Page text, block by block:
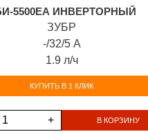
5500ЕА ИНВЕРТОРНЫЙ
ЗУБР
-/32/5 А
1.9 л/ч
КУПИТЬ В 1 КЛИК
+ В КОРЗИНУ